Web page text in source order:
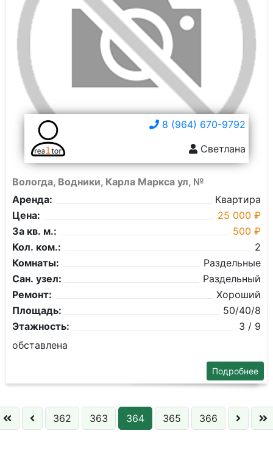
8 (964) 670-9792
Светлана
Вологда, Водники, Карла Маркса ул, №
Аренда:
Квартира
Цена:
25 000 ₽
За кв. м.:
500 ₽
Кол. ком.:
2
Комнаты:
Раздельные
Сан. узел:
Раздельный
Ремонт:
Хороший
Площадь:
50/40/8
Этажность:
3 / 9
обставлена
Подробнее
362 363 364 365 366